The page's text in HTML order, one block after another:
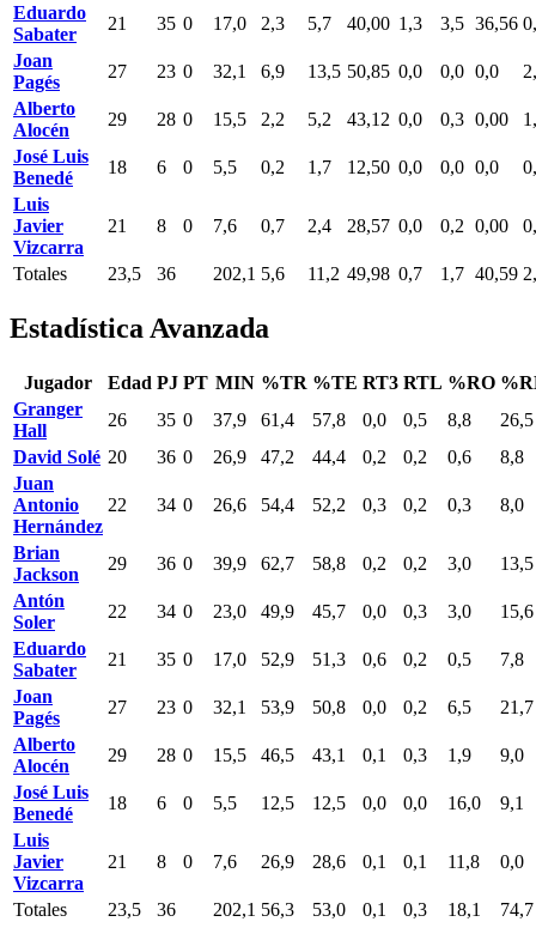
Eduardo
Sabater
21 35 0 17,0 2,3 5,7 40,00 1,3 3,5 36,56
Joan
Pagés
27 23 0 32,1 6,9 13,5 50,85 0,0 0,0 0,0
Alberto
Alocén
29 28 0 15,5 2,2 5,2 43,12 0,0 0,3 0,00
José Luis
Benedé
18 6 0 5,5 0,2 1,7 12,50 0,0 0,0 0,0
Luis
Javier
Vizcarra
21 8 0 7,6 0,7 2,4 28,57 0,0 0,2 0,00
Totales 23,5 36 202,1 5,6 11,2 49,98 0,7 1,7 40,59
Estadística Avanzada
Jugador Edad PJ PT MIN %TR %TE RT3 RTL %RO
Granger
Hall
26 35 0 37,9 61,4 57,8 0,0 0,5 8,8
26,5
David Solé 20 36 0 26,9 47,2 44,4 0,2 0,2 0,6
8,8
Juan
Antonio
Hernández
22 34 0 26,6 54,4 52,2 0,3 0,2 0,3 8,0
Brian
Jackson
29 36 0 39,9 62,7 58,8 0,2 0,2 3,0
13,5
Antón
Soler
22 34 0 23,0 49,9 45,7 0,0 0,3 3,0
15,6
Eduardo
Sabater
21 35 0 17,0 52,9 51,3 0,6 0,2 0,5
7,8
Joan
Pagés
27 23 0 32,1 53,9 50,8 0,0 0,2 6,5
21,7
Alberto
Alocén
29 28 0 15,5 46,5 43,1 0,1 0,3 1,9
9,0
José Luis
Benedé
18 6 0 5,5 12,5 12,5 0,0 0,0 16,0
9,1
Luis
Javier
Vizcarra
21 8 0 7,6 26,9 28,6 0,1 0,1 11,8 0,0
Totales 23,5 36 202,1 56,3 53,0 0,1 0,3 18,1 74,7